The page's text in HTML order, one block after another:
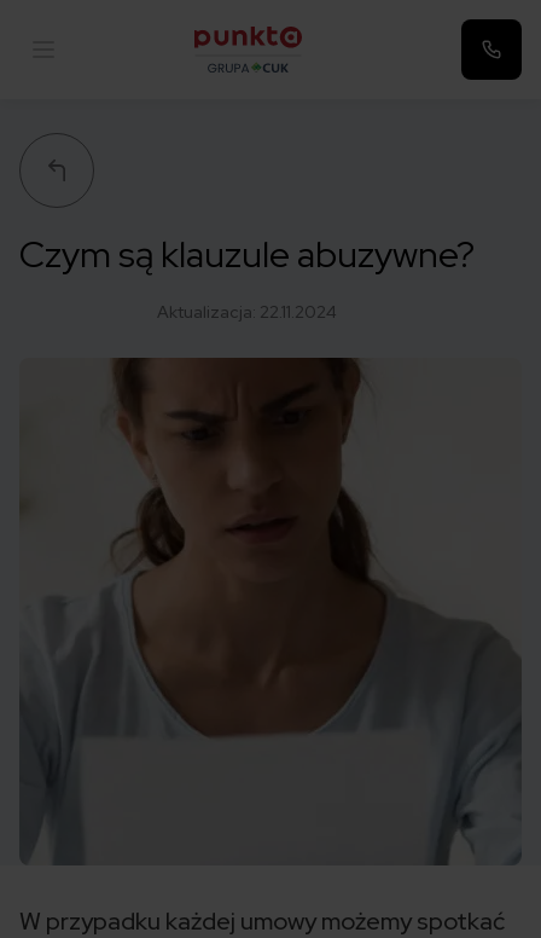
Czym są klauzule abuzywne?
Aktualizacja: 22.11.2024
W przypadku każdej umowy możemy spotkać